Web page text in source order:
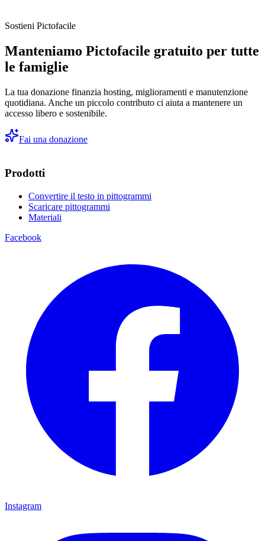
Sostieni Pictofacile
Manteniamo Pictofacile gratuito per tutte
le famiglie
La tua donazione finanzia hosting, miglioramenti e manutenzione
quotidiana. Anche un piccolo contributo ci aiuta a mantenere un
accesso libero e sostenibile.
Fai una donazione
Prodotti
Convertire il testo in pittogrammi
Scaricare pittogrammi
Materiali
Facebook
Instagram